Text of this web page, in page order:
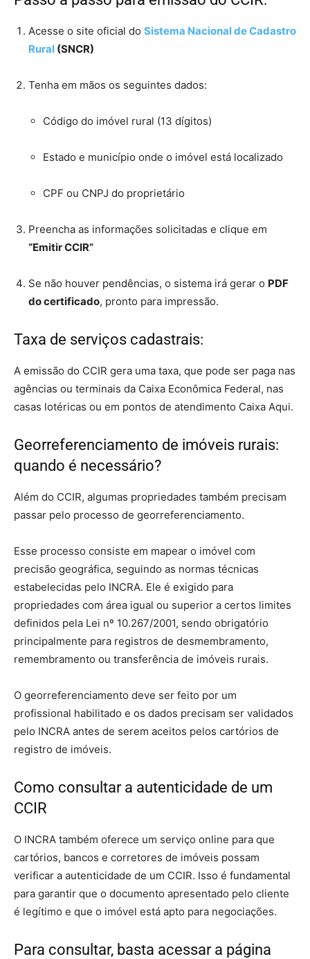
Acesse o site oficial do Sistema Nacional de Cadastro
Rural (SNCR)
Tenha em mãos os seguintes dados:
Código do imóvel rural (13 dígitos)
Estado e município onde o imóvel está localizado
CPF ou CNPJ do proprietário
Preencha as informações solicitadas e clique em
“Emitir CCIR”
Se não houver pendências, o sistema irá gerar o PDF
do certificado, pronto para impressão.
Taxa de serviços cadastrais:
A emissão do CCIR gera uma taxa, que pode ser paga nas
agências ou terminais da Caixa Econômica Federal, nas
casas lotéricas ou em pontos de atendimento Caixa Aqui.
Georreferenciamento de imóveis rurais:
quando é necessário?
Além do CCIR, algumas propriedades também precisam
passar pelo processo de georreferenciamento.
Esse processo consiste em mapear o imóvel com
precisão geográfica, seguindo as normas técnicas
estabelecidas pelo INCRA. Ele é exigido para
propriedades com área igual ou superior a certos limites
definidos pela Lei nº 10.267/2001, sendo obrigatório
principalmente para registros de desmembramento,
remembramento ou transferência de imóveis rurais.
O georreferenciamento deve ser feito por um
profissional habilitado e os dados precisam ser validados
pelo INCRA antes de serem aceitos pelos cartórios de
registro de imóveis.
Como consultar a autenticidade de um
CCIR
O INCRA também oferece um serviço online para que
cartórios, bancos e corretores de imóveis possam
verificar a autenticidade de um CCIR. Isso é fundamental
para garantir que o documento apresentado pelo cliente
é legítimo e que o imóvel está apto para negociações.
Para consultar, basta acessar a página